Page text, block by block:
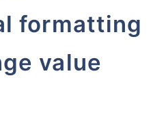
formatting
value